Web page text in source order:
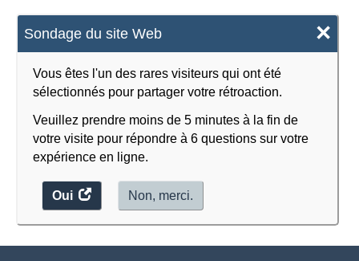
Sondage du site Web ×
Vous êtes l'un des rares visiteurs qui ont été
sélectionnés pour partager votre rétroaction.
Veuillez prendre moins de 5 minutes à la fin de
votre visite pour répondre à 6 questions sur votre
expérience en ligne.
Oui
accéder
au
Non, merci.